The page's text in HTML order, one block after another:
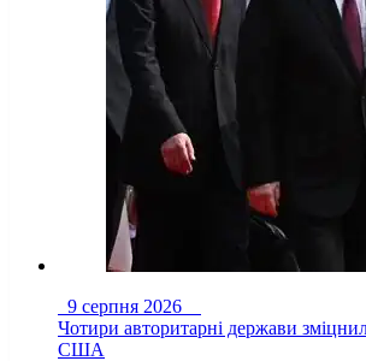
9 серпня 2026
Чотири авторитарні держави
США